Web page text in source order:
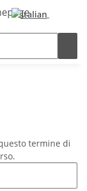
termine di